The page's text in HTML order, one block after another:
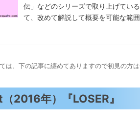
伝」などのシリーズで取り上げてい
て、改めて解説して概要を可能な範
は、下の記事に纏めてありますので初見の方
2016年）『LOSER』